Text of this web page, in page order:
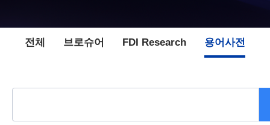
전체 브로슈어 FDI Research 용어사전